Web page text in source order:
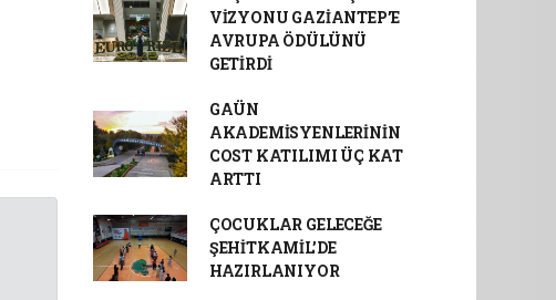
VİZYONU GAZİANTEP’E
AVRUPA ÖDÜLÜNÜ
GETİRDİ
GAÜN
AKADEMİSYENLERİNİN
COST KATILIMI ÜÇ KAT
ARTTI
ÇOCUKLAR GELECEĞE
ŞEHİTKAMİL’DE
HAZIRLANIYOR